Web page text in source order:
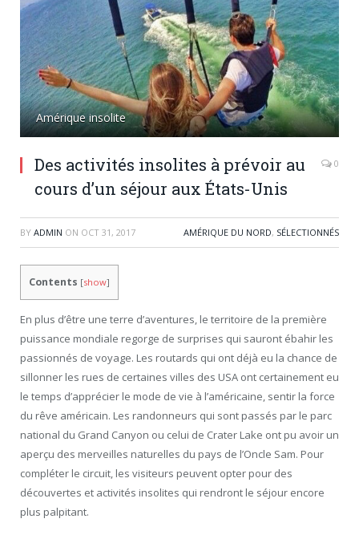
Amérique insolite
Des activités insolites à prévoir au
cours d’un séjour aux États-Unis
0
BY ADMIN ON OCT 31, 2017 AMÉRIQUE DU NORD, SÉLECTIONNÉS
Contents [show]
En plus d’être une terre d’aventures, le territoire de la première
puissance mondiale regorge de surprises qui sauront ébahir les
passionnés de voyage. Les routards qui ont déjà eu la chance de
sillonner les rues de certaines villes des USA ont certainement eu
le temps d’apprécier le mode de vie à l’américaine, sentir la force
du rêve américain. Les randonneurs qui sont passés par le parc
national du Grand Canyon ou celui de Crater Lake ont pu avoir un
aperçu des merveilles naturelles du pays de l’Oncle Sam. Pour
compléter le circuit, les visiteurs peuvent opter pour des
découvertes et activités insolites qui rendront le séjour encore
plus palpitant.